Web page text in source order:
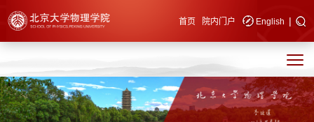
快速导航 首页 院内门户 English |